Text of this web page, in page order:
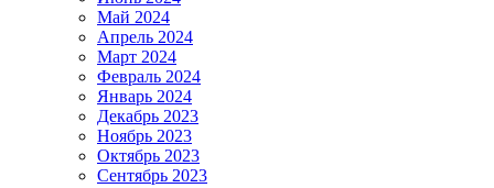
Май 2024
Апрель 2024
Март 2024
Февраль 2024
Январь 2024
Декабрь 2023
Ноябрь 2023
Октябрь 2023
Сентябрь 2023